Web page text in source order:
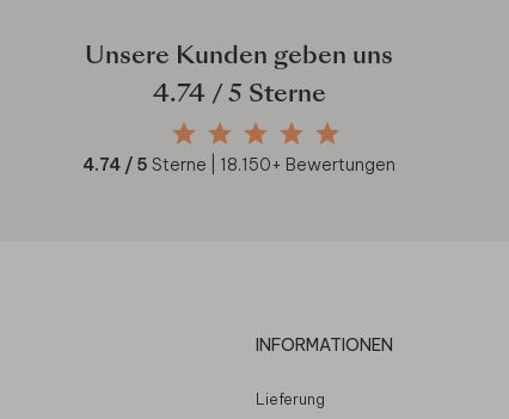
Unsere Kunden geben uns
4.74/ 5 Sterne
4.74 / 5 Sterne | 18.150+ Bewertungen
INFORMATIONEN
Lieferung